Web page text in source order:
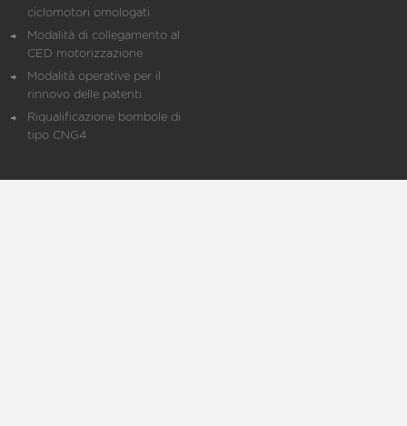
ciclomotori omologati
Modalità di collegamento al
CED motorizzazione
Modalità operative per il
rinnovo delle patenti
Riqualificazione bombole di
tipo CNG4